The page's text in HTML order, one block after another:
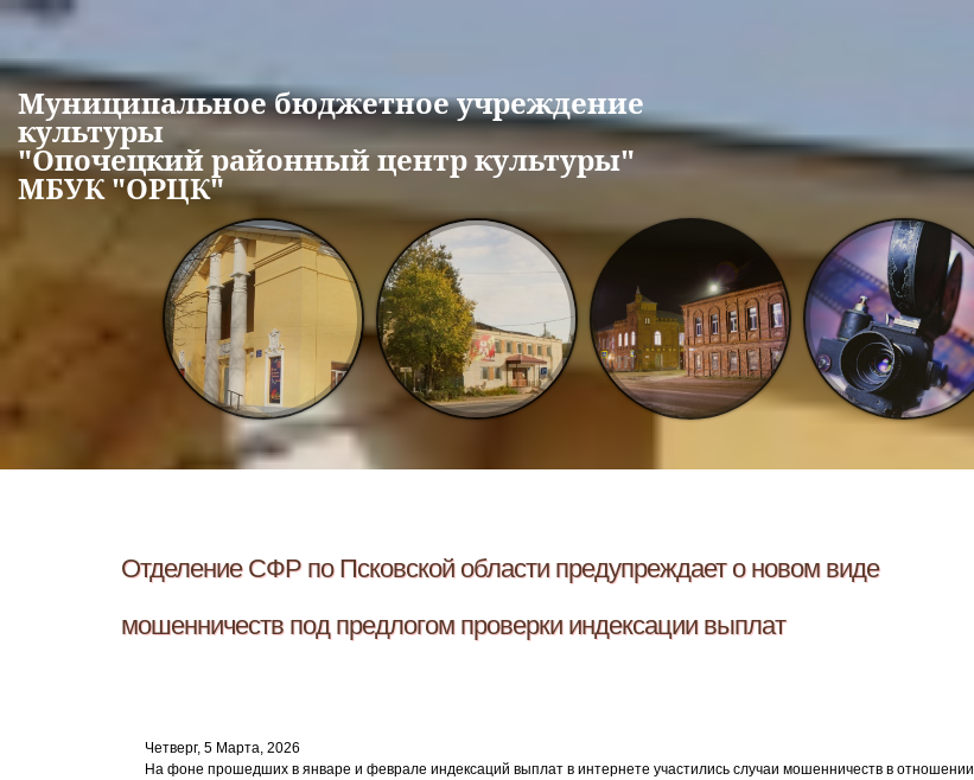
Перейти к основному содержанию
Муниципальное бюджетное учреждение
культуры
"Опочецкий районный центр культуры"
МБУК "ОРЦК"
Отделение СФР по Псковской области предупреждает о новом виде
мошенничеств под предлогом проверки индексации выплат
Четверг, 5 Марта, 2026
На фоне прошедших в январе и феврале индексаций выплат в интернете участились случаи мошенничеств в отношении